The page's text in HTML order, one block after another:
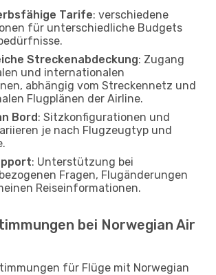
Tarife: verschiedene
für unterschiedliche Budgets
Streckenabdeckung: Zugang
und internationalen
abhängig vom Streckennetz und
Flugplänen der Airline.
Bord: Sitzkonfigurationen und
je nach Flugzeugtyp und
: Unterstützung bei
Fragen, Flugänderungen
Reiseinformationen.
bei Norwegian Air
für Flüge mit Norwegian